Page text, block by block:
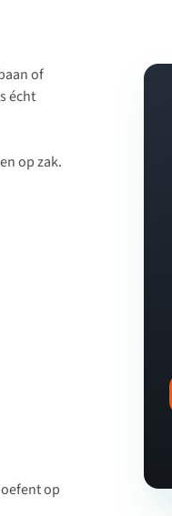
of
écht
op zak.
op